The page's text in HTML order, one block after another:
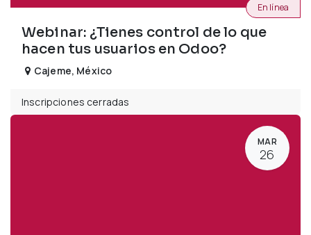
Webinar: ¿Tienes control de lo que
hacen tus usuarios en Odoo?
En línea
Cajeme, México
Inscripciones cerradas
MAR
26